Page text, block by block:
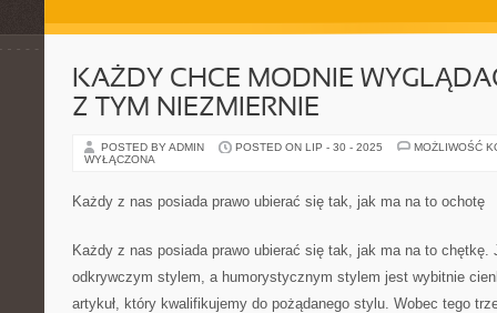
KAŻDY CHCE MODNIE
Z TYM NIEZMIERNIE
POSTED BY ADMIN POSTED ON LIP - 30 - 2025
MOŻLIWOŚĆ
WYŁĄCZONA
Każdy z nas posiada prawo ubierać się tak, jak ma na to ochotę
Każdy z nas posiada prawo ubierać się tak, jak ma na to chętkę.
odkrywczym stylem, a humorystycznym stylem jest wybitnie
artykuł, który kwalifikujemy do pożądanego stylu. Wobec tego